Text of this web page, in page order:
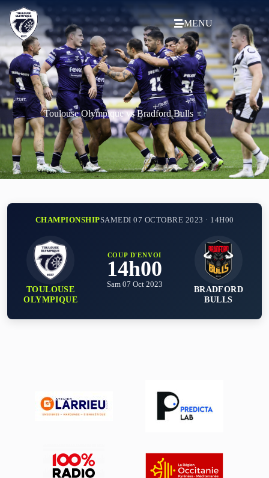
MENU
Toulouse Olympique vs Bradford Bulls
CHAMPIONSHIPSAMEDI 07 OCTOBRE 2023 · 14H00
TOULOUSE
OLYMPIQUE
COUP D'ENVOI
14h00
Sam 07 Oct 2023
BRADFORD
BULLS